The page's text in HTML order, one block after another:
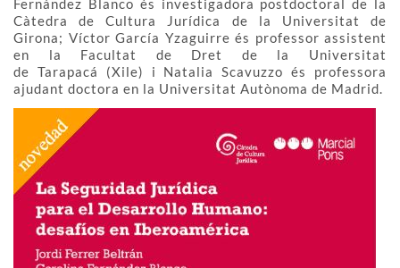
Fernández Blanco és investigadora postdoctoral de la
Càtedra de Cultura Jurídica de la Universitat de
Girona; Víctor García Yzaguirre és professor assistent
en la Facultat de Dret de la Universitat
de Tarapacá (Xile) i Natalia Scavuzzo és professora
ajudant doctora en la Universitat Autònoma de Madrid.